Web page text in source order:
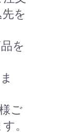
を
を
ご
。